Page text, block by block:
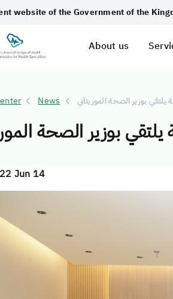
website of the Government of the
About us
News بوزير الصحة الموريتاني
بوزير الصحة
Jun 14